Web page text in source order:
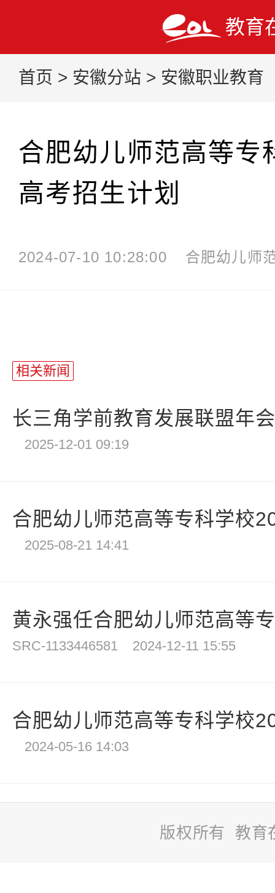
教育
首页 > 安徽分站 > 安徽职业教育
合肥幼儿师范高等专
高考招生计划
2024-07-10 10:28:00 合肥幼儿师
相关新闻
长三角学前教育发展联盟年
2025-12-01 09:19
合肥幼儿师范高等专科学校
2025-08-21 14:41
黄永强任合肥幼儿师范高等
SRC-1133446581 2024-12-11 15:55
合肥幼儿师范高等专科学校
2024-05-16 14:03
版权所有 教育